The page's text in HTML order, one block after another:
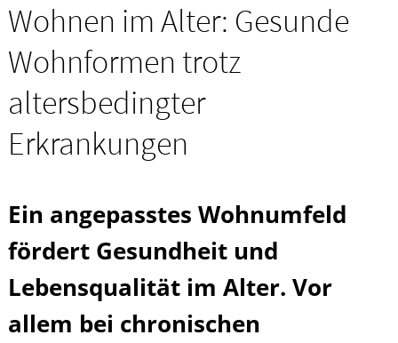
Wohnen im Alter: Gesunde
Wohnformen trotz
altersbedingter
Erkrankungen
Ein angepasstes Wohnumfeld
fördert Gesundheit und
Lebensqualität im Alter. Vor
allem bei chronischen